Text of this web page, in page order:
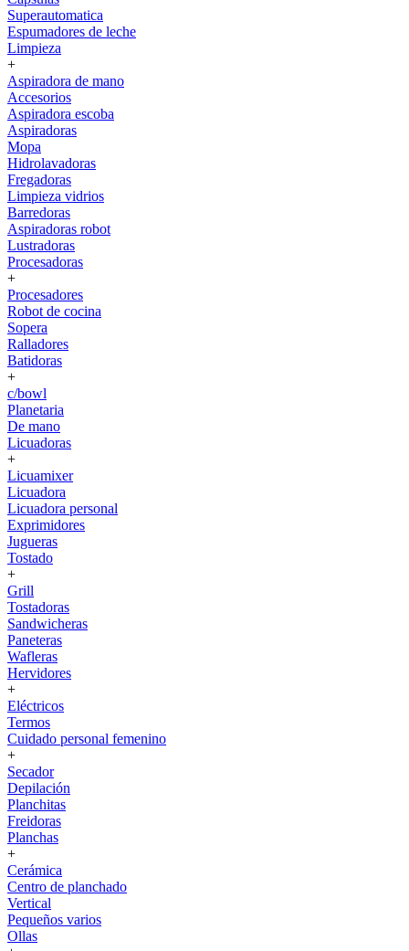
Superautomatica
Espumadores de leche
Limpieza
+
Aspiradora de mano
Accesorios
Aspiradora escoba
Aspiradoras
Mopa
Hidrolavadoras
Fregadoras
Limpieza vidrios
Barredoras
Aspiradoras robot
Lustradoras
Procesadoras
+
Procesadores
Robot de cocina
Sopera
Ralladores
Batidoras
+
c/bowl
Planetaria
De mano
Licuadoras
+
Licuamixer
Licuadora
Licuadora personal
Exprimidores
Jugueras
Tostado
+
Grill
Tostadoras
Sandwicheras
Paneteras
Wafleras
Hervidores
+
Eléctricos
Termos
Cuidado personal femenino
+
Secador
Depilación
Planchitas
Freidoras
Planchas
+
Cerámica
Centro de planchado
Vertical
Pequeños varios
Ollas